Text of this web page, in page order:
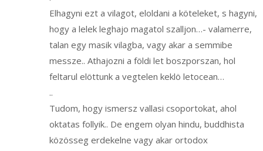
Elhagyni ezt a vilagot, eloldani a köteleket, s hagyni,
hogy a lelek leghajo magatol szalljon…- valamerre,
talan egy masik vilagba, vagy akar a semmibe
messze.. Athajozni a földi let boszporszan, hol
feltarul elöttunk a vegtelen keklö letocean…
..
Tudom, hogy ismersz vallasi csoportokat, ahol
oktatas follyik.. De engem olyan hindu, buddhista
közösseg erdekelne vagy akar ortodox